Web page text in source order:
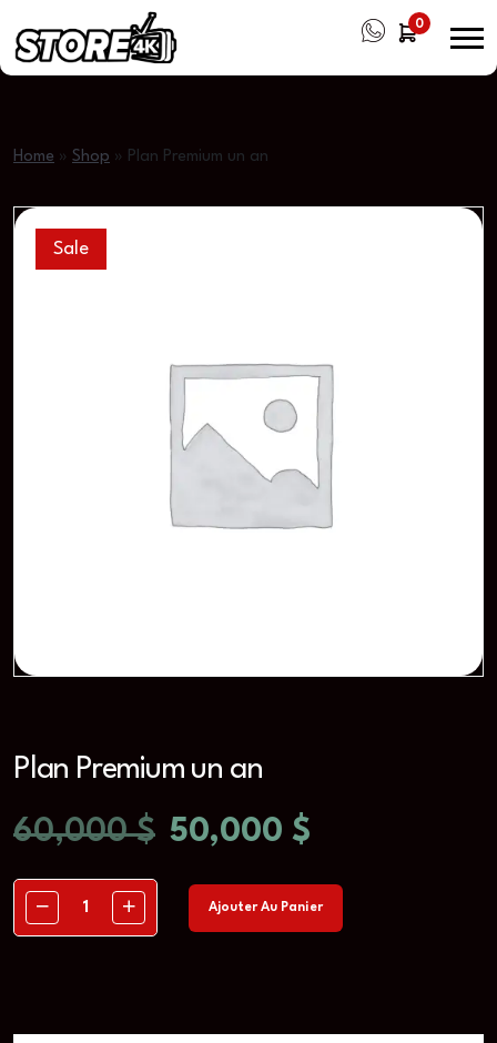
0
Home » Shop » Plan Premium un an
Sale
Plan Premium un an
60,000$ 50,000 $
Ajouter Au Panier